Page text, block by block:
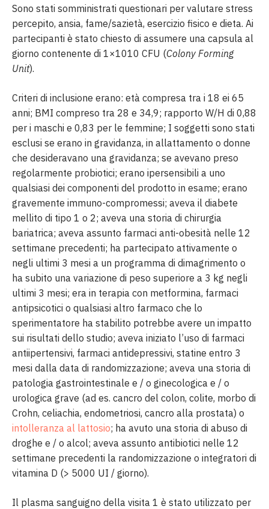
Sono stati somministrati questionari per valutare stress
percepito, ansia, fame/sazietà, esercizio fisico e dieta. Ai
partecipanti è stato chiesto di assumere una capsula al
giorno contenente di 1×1010 CFU (Colony Forming
Unit).
Criteri di inclusione erano: età compresa tra i 18 ei 65
anni; BMI compreso tra 28 e 34,9; rapporto W/H di 0,88
per i maschi e 0,83 per le femmine; I soggetti sono stati
esclusi se erano in gravidanza, in allattamento o donne
che desideravano una gravidanza; se avevano preso
regolarmente probiotici; erano ipersensibili a uno
qualsiasi dei componenti del prodotto in esame; erano
gravemente immuno-compromessi; aveva il diabete
mellito di tipo 1 o 2; aveva una storia di chirurgia
bariatrica; aveva assunto farmaci anti-obesità nelle 12
settimane precedenti; ha partecipato attivamente o
negli ultimi 3 mesi a un programma di dimagrimento o
ha subito una variazione di peso superiore a 3 kg negli
ultimi 3 mesi; era in terapia con metformina, farmaci
antipsicotici o qualsiasi altro farmaco che lo
sperimentatore ha stabilito potrebbe avere un impatto
sui risultati dello studio; aveva iniziato l’uso di farmaci
antiipertensivi, farmaci antidepressivi, statine entro 3
mesi dalla data di randomizzazione; aveva una storia di
patologia gastrointestinale e / o ginecologica e / o
urologica grave (ad es. cancro del colon, colite, morbo di
Crohn, celiachia, endometriosi, cancro alla prostata) o
intolleranza al lattosio; ha avuto una storia di abuso di
droghe e / o alcol; aveva assunto antibiotici nelle 12
settimane precedenti la randomizzazione o integratori di
vitamina D (> 5000 UI / giorno).
Il plasma sanguigno della visita 1 è stato utilizzato per